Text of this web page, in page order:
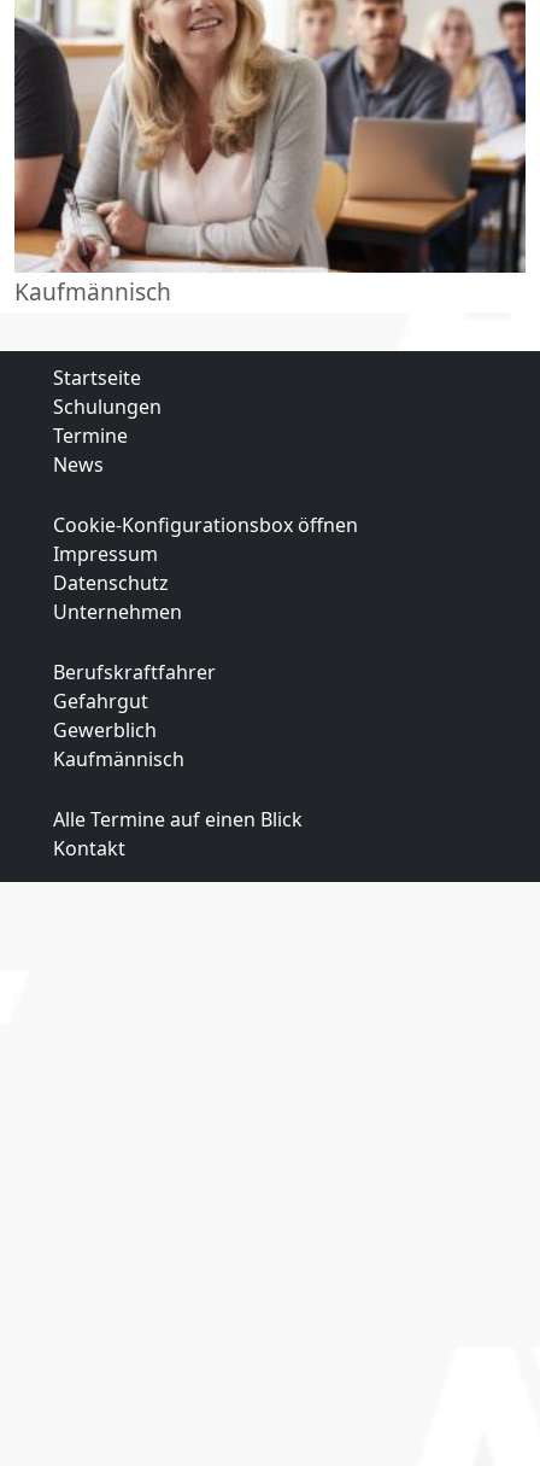
Kaufmännisch
Startseite
Schulungen
Termine
News
Cookie-Konfigurationsbox öffnen
Impressum
Datenschutz
Unternehmen
Berufskraftfahrer
Gefahrgut
Gewerblich
Kaufmännisch
Alle Termine auf einen Blick
Kontakt